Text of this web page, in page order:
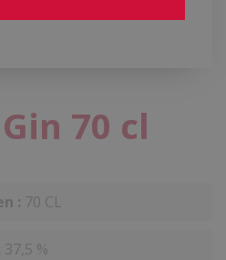
70 cl
: 70 CL
37,5 %